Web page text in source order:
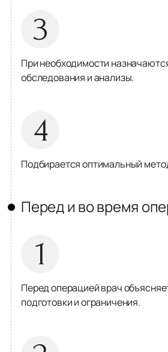
3
При необходимости
обследования и анализы.
4
Подбирается оптимальный
Перед и во время
1
Перед операцией врач
подготовки и ограничения.